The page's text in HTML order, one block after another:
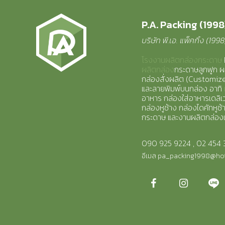
P.A. Packing
บริษัท พี.เอ. แพ็คกิ้ง
โรงงานผลิตกล่องกระดาษ
ผลิตกล่องกระดาษลูกฟูก
กล่องสั่งผลิต
และลายพิมพ์บนกล่อง อาทิ
อาหาร กล่องใส่อาหารเด
กล่องหูช้าง กล่องไดคัทหู
กระดาษ และงานผลิตกล่อ
090 925 9224 , 02 454
อีเมล